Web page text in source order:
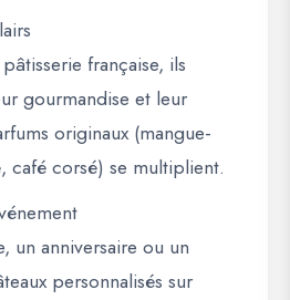
française, ils
gourmandise et leur
originaux (mangue-
café corsé) se multiplient.
un anniversaire ou un
personnalisés sur